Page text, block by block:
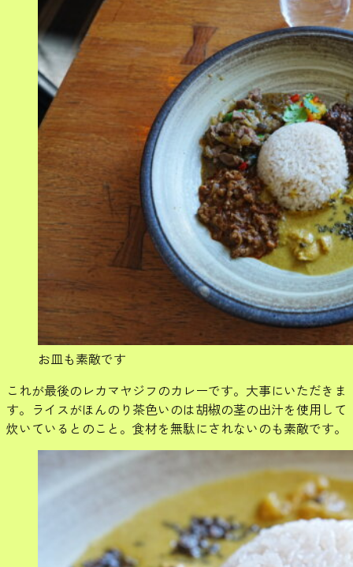
お皿も素敵です
これが最後のレカマヤジフのカレーです。大事にいただきま
す。ライスがほんのり茶色いのは胡椒の茎の出汁を使用して
炊いているとのこと。食材を無駄にされないのも素敵です。